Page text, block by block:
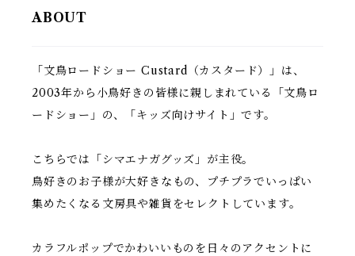
ABOUT
「文鳥ロードショー Custard（カスタード）」は、
2003年から小鳥好きの皆様に親しまれている「文鳥ロ
ードショー」の、「キッズ向けサイト」です。
こちらでは「シマエナガグッズ」が主役。
鳥好きのお子様が大好きなもの、プチプラでいっぱい
集めたくなる文房具や雑貨をセレクトしています。
カラフルポップでかわいいものを日々のアクセントに